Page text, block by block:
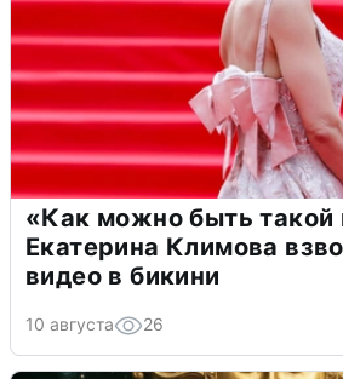
«Как можно быть такой
Екатерина Климова
видео в бикини
10 августа 26